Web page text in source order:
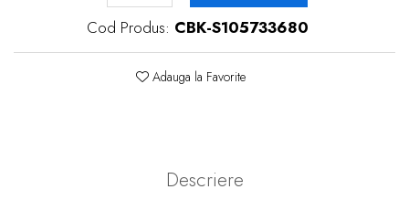
Cod Produs: CBK-S105733680
Adauga la Favorite
Descriere